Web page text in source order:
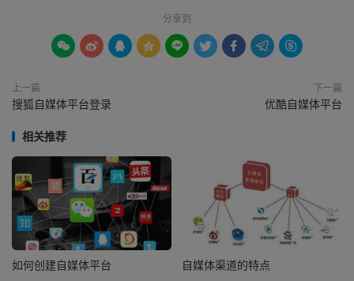
分享到
        
上一篇
搜狐自媒体平台登录
下一篇
优酷自媒体平台
相关推荐
如何创建自媒体平台 自媒体渠道的特点